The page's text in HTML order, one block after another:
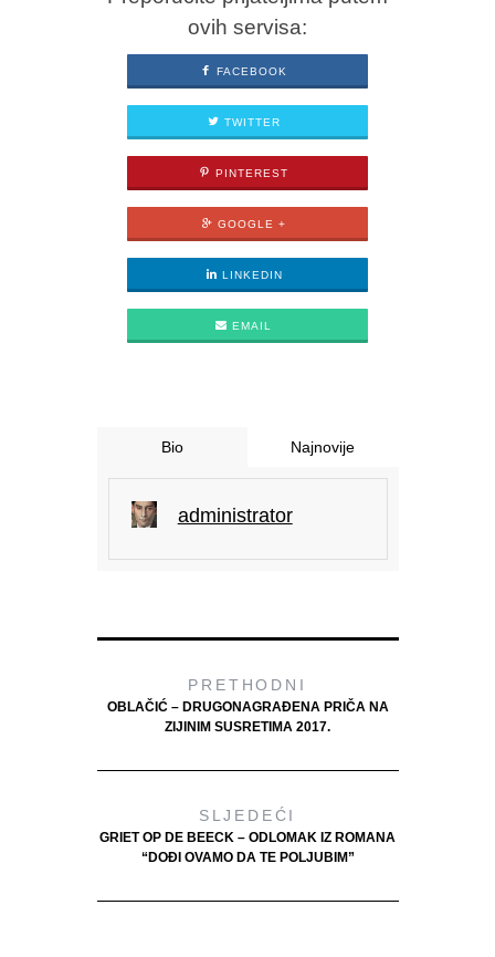
ovih servisa:
FACEBOOK
TWITTER
PINTEREST
GOOGLE +
LINKEDIN
EMAIL
Bio Najnovije
administrator
PRETHODNI
OBLAČIĆ – DRUGONAGRAĐENA PRIČA NA
ZIJINIM SUSRETIMA 2017.
SLJEDEĆI
GRIET OP DE BEECK – ODLOMAK IZ ROMANA
“DOĐI OVAMO DA TE POLJUBIM”